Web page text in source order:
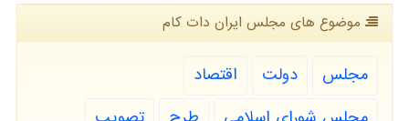
موضوع های مجلس ایران دات كام
مجلس دولت
اقتصاد